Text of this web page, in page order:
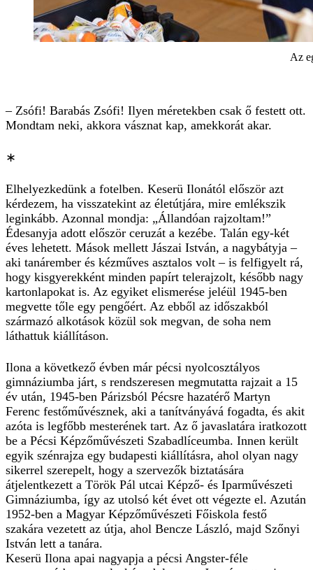
Az
– Zsófi! Barabás Zsófi! Ilyen méretekben csak ő festett ott.
Mondtam neki, akkora vásznat kap, amekkorát akar.
∗
Elhelyezkedünk a fotelben. Keserü Ilonától először azt
kérdezem, ha visszatekint az életútjára, mire emlékszik
leginkább. Azonnal mondja: „Állandóan rajzoltam!”
Édesanyja adott először ceruzát a kezébe. Talán egy-két
éves lehetett. Mások mellett Jászai István, a nagybátyja –
aki tanárember és kézműves asztalos volt – is felfigyelt rá,
hogy kisgyerekként minden papírt telerajzolt, később nagy
kartonlapokat is. Az egyiket elismerése jeléül 1945-ben
megvette tőle egy pengőért. Az ebből az időszakból
származó alkotások közül sok megvan, de soha nem
láthattuk kiállításon.
Ilona a következő évben már pécsi nyolcosztályos
gimnáziumba járt, s rendszeresen megmutatta rajzait a 15
év után, 1945-ben Párizsból Pécsre hazatérő Martyn
Ferenc festőművésznek, aki a tanítványává fogadta, és akit
azóta is legfőbb mesterének tart. Az ő javaslatára iratkozott
be a Pécsi Képzőművészeti Szabadlíceumba. Innen került
egyik szénrajza egy budapesti kiállításra, ahol olyan nagy
sikerrel szerepelt, hogy a szervezők biztatására
átjelentkezett a Török Pál utcai Képző- és Iparművészeti
Gimnáziumba, így az utolsó két évet ott végezte el. Azután
1952-ben a Magyar Képzőművészeti Főiskola festő
szakára vezetett az útja, ahol Bencze László, majd Szőnyi
István lett a tanára.
Keserü Ilona apai nagyapja a pécsi Angster-féle